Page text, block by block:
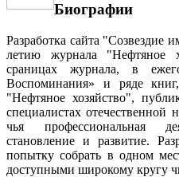
Биографии
Разработка сайта "Созвездие
летию журнала "Нефтяное
сраницах журнала, в
Воспоминания» и ряде
"Нефтяное хозяйство",
специалистах отечественной
чья профессиональная
становление и развитие.
попытку собрать в одном
доступными широкому кругу